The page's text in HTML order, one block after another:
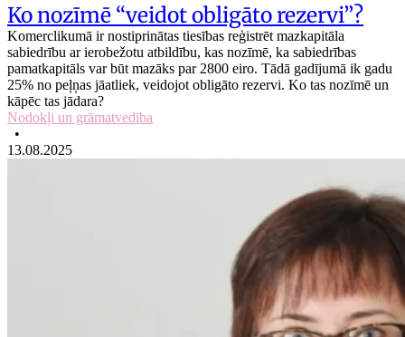
Ko nozīmē “veidot obligāto rezervi”?
Komerclikumā ir nostiprinātas tiesības reģistrēt mazkapitāla
sabiedrību ar ierobežotu atbildību, kas nozīmē, ka sabiedrības
pamatkapitāls var būt mazāks par 2800 eiro. Tādā gadījumā ik gadu
25% no peļņas jāatliek, veidojot obligāto rezervi. Ko tas nozīmē un
kāpēc tas jādara?
Nodokļi un grāmatvedība
•
13.08.2025